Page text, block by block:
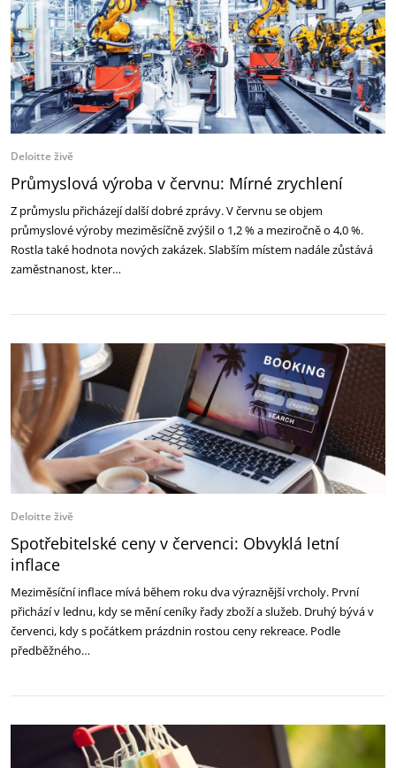
Deloitte živě
Průmyslová výroba v červnu: Mírné zrychlení
Z průmyslu přicházejí další dobré zprávy. V červnu se objem
průmyslové výroby meziměsíčně zvýšil o 1,2 % a meziročně o 4,0 %.
Rostla také hodnota nových zakázek. Slabším místem nadále zůstává
zaměstnanost, kter…
Deloitte živě
Spotřebitelské ceny v červenci: Obvyklá letní
inflace
Meziměsíční inflace mívá během roku dva výraznější vrcholy. První
přichází v lednu, kdy se mění ceníky řady zboží a služeb. Druhý bývá v
červenci, kdy s počátkem prázdnin rostou ceny rekreace. Podle
předběžného…